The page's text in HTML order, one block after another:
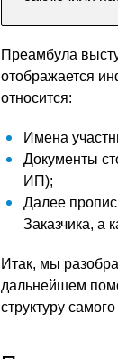
Преамбула
отображается
относится:
Имена
Документы
ИП);
Далее
Заказчика, а
Итак, мы
дальнейшем
структуру